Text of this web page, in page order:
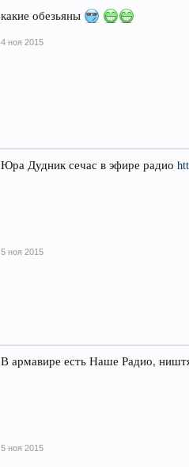
какие обезьяны
4 ноя 2015
Юра Дудник сечас в эфире радио
5 ноя 2015
В армавире есть Наше Радио,
5 ноя 2015